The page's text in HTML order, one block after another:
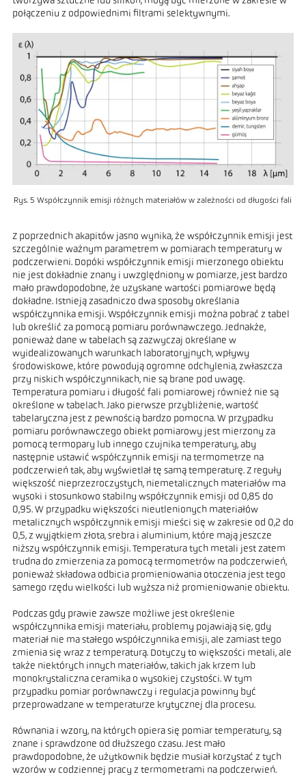
połączeniu z odpowiednimi filtrami selektywnymi.
Rys. 5 Współczynnik emisji różnych materiałów w zależności od długości fali
Z poprzednich akapitów jasno wynika, że współczynnik emisji jest
szczególnie ważnym parametrem w pomiarach temperatury w
podczerwieni. Dopóki współczynnik emisji mierzonego obiektu
nie jest dokładnie znany i uwzględniony w pomiarze, jest bardzo
mało prawdopodobne, że uzyskane wartości pomiarowe będą
dokładne. Istnieją zasadniczo dwa sposoby określania
współczynnika emisji. Współczynnik emisji można pobrać z tabel
lub określić za pomocą pomiaru porównawczego. Jednakże,
ponieważ dane w tabelach są zazwyczaj określane w
wyidealizowanych warunkach laboratoryjnych, wpływy
środowiskowe, które powodują ogromne odchylenia, zwłaszcza
przy niskich współczynnikach, nie są brane pod uwagę.
Temperatura pomiaru i długość fali pomiarowej również nie są
określone w tabelach. Jako pierwsze przybliżenie, wartość
tabelaryczna jest z pewnością bardzo pomocna. W przypadku
pomiaru porównawczego obiekt pomiarowy jest mierzony za
pomocą termopary lub innego czujnika temperatury, aby
następnie ustawić współczynnik emisji na termometrze na
podczerwień tak, aby wyświetlał tę samą temperaturę. Z reguły
większość nieprzezroczystych, niemetalicznych materiałów ma
wysoki i stosunkowo stabilny współczynnik emisji od 0,85 do
0,95. W przypadku większości nieutlenionych materiałów
metalicznych współczynnik emisji mieści się w zakresie od 0,2 do
0,5, z wyjątkiem złota, srebra i aluminium, które mają jeszcze
niższy współczynnik emisji. Temperatura tych metali jest zatem
trudna do zmierzenia za pomocą termometrów na podczerwień,
ponieważ składowa odbicia promieniowania otoczenia jest tego
samego rzędu wielkości lub wyższa niż promieniowanie obiektu.
Podczas gdy prawie zawsze możliwe jest określenie
współczynnika emisji materiału, problemy pojawiają się, gdy
materiał nie ma stałego współczynnika emisji, ale zamiast tego
zmienia się wraz z temperaturą. Dotyczy to większości metali, ale
także niektórych innych materiałów, takich jak krzem lub
monokrystaliczna ceramika o wysokiej czystości. W tym
przypadku pomiar porównawczy i regulacja powinny być
przeprowadzane w temperaturze krytycznej dla procesu.
Równania i wzory, na których opiera się pomiar temperatury, są
znane i sprawdzone od dłuższego czasu. Jest mało
prawdopodobne, że użytkownik będzie musiał korzystać z tych
wzorów w codziennej pracy z termometrami na podczerwień.